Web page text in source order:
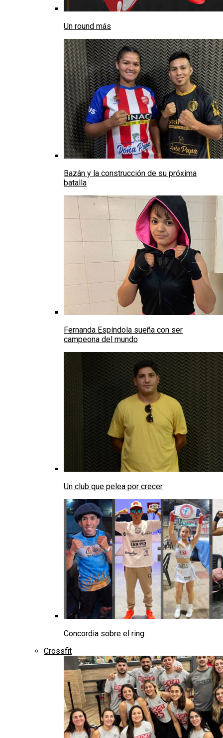
Un round más
Bazán y la construcción de su próxima
batalla
Fernanda Espíndola sueña con ser
campeona del mundo
Un club que pelea por crecer
Concordia sobre el ring
Crossfit